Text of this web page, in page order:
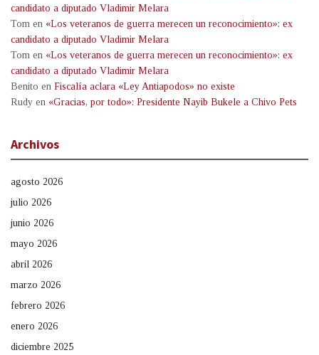
candidato a diputado Vladimir Melara
Tom en «Los veteranos de guerra merecen un reconocimiento»: ex
candidato a diputado Vladimir Melara
Tom en «Los veteranos de guerra merecen un reconocimiento»: ex
candidato a diputado Vladimir Melara
Benito en Fiscalía aclara «Ley Antiapodos» no existe
Rudy en «Gracias, por todo»: Presidente Nayib Bukele a Chivo Pets
Archivos
agosto 2026
julio 2026
junio 2026
mayo 2026
abril 2026
marzo 2026
febrero 2026
enero 2026
diciembre 2025